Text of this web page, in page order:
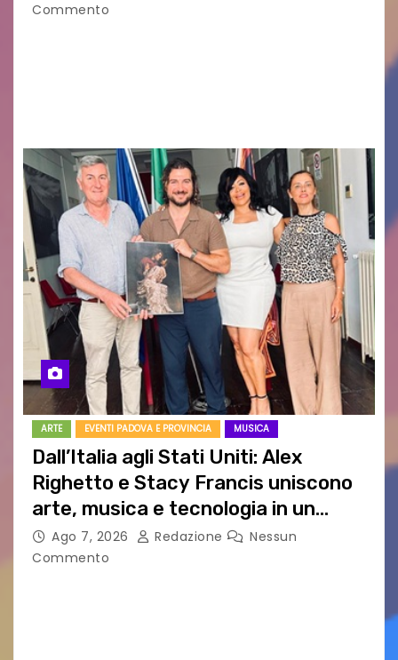
Commento
ARTE EVENTI PADOVA E PROVINCIA MUSICA
Dall’Italia agli Stati Uniti: Alex
Righetto e Stacy Francis uniscono
arte, musica e tecnologia in un
nuovo progetto internazionale”
Ago 7, 2026 Redazione
Nessun
Commento